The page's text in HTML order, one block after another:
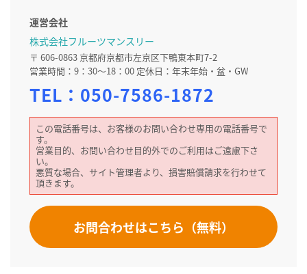
運営会社
株式会社フルーツマンスリー
〒 606-0863 京都府京都市左京区下鴨東本町7-2
営業時間：9：30～18：00 定休日：年末年始・盆・GW
TEL： 050-7586-1872
この電話番号は、お客様のお問い合わせ専用の電話番号で
す。
営業目的、お問い合わせ目的外でのご利用はご遠慮下さ
い。
悪質な場合、サイト管理者より、損害賠償請求を行わせて
頂きます。
お問合わせはこちら（無料）